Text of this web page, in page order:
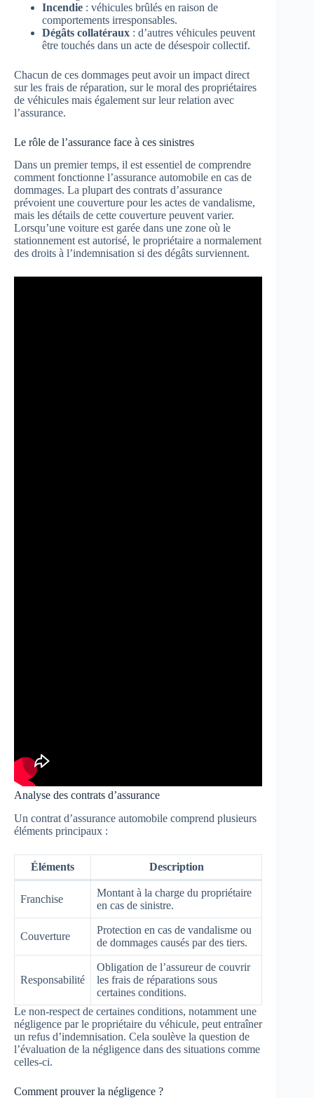
Incendie : véhicules brûlés en raison de
comportements irresponsables.
Dégâts collatéraux : d’autres véhicules peuvent
être touchés dans un acte de désespoir collectif.
Chacun de ces dommages peut avoir un impact direct
sur les frais de réparation, sur le moral des propriétaires
de véhicules mais également sur leur relation avec
l’assurance.
Le rôle de l’assurance face à ces sinistres
Dans un premier temps, il est essentiel de comprendre
comment fonctionne l’assurance automobile en cas de
dommages. La plupart des contrats d’assurance
prévoient une couverture pour les actes de vandalisme,
mais les détails de cette couverture peuvent varier.
Lorsqu’une voiture est garée dans une zone où le
stationnement est autorisé, le propriétaire a normalement
des droits à l’indemnisation si des dégâts surviennent.
Analyse des contrats d’assurance
Un contrat d’assurance automobile comprend plusieurs
éléments principaux :
Éléments Description
Franchise
Montant à la charge du propriétaire
en cas de sinistre.
Couverture
Protection en cas de vandalisme ou
de dommages causés par des tiers.
Responsabilité
Obligation de l’assureur de couvrir
les frais de réparations sous
certaines conditions.
Le non-respect de certaines conditions, notamment une
négligence par le propriétaire du véhicule, peut entraîner
un refus d’indemnisation. Cela soulève la question de
l’évaluation de la négligence dans des situations comme
celles-ci.
Comment prouver la négligence ?